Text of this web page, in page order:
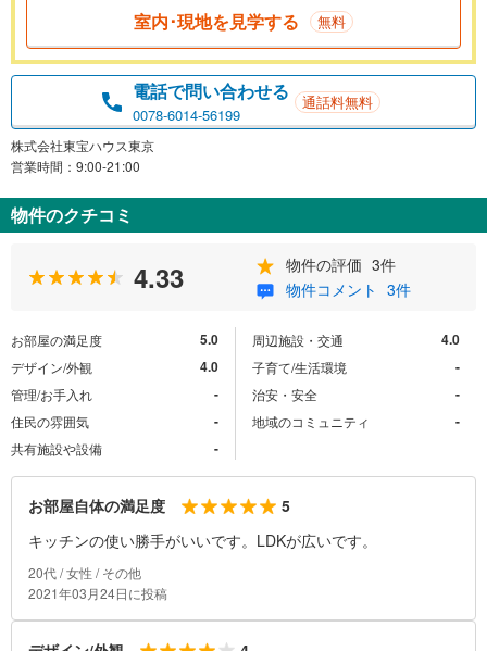
室内･現地を見学する 無料
電話で問い合わせる
0078-6014-56199
通話料無料
株式会社東宝ハウス東京
営業時間：9:00-21:00
物件のクチコミ
4.33 物件の評価 3件
物件コメント 3件
お部屋の満足度 5.0
デザイン/外観 4.0
管理/お手入れ -
住民の雰囲気 -
共有施設や設備 -
周辺施設・交通 4.0
子育て/生活環境 -
治安・安全 -
地域のコミュニティ -
お部屋自体の満足度
5
キッチンの使い勝手がいいです。LDKが広いです。
20代 / 女性 / その他
2021年03月24日に投稿